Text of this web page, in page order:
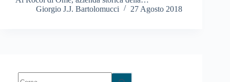
Giorgio J.J. Bartolomucci
27 Agosto 2018